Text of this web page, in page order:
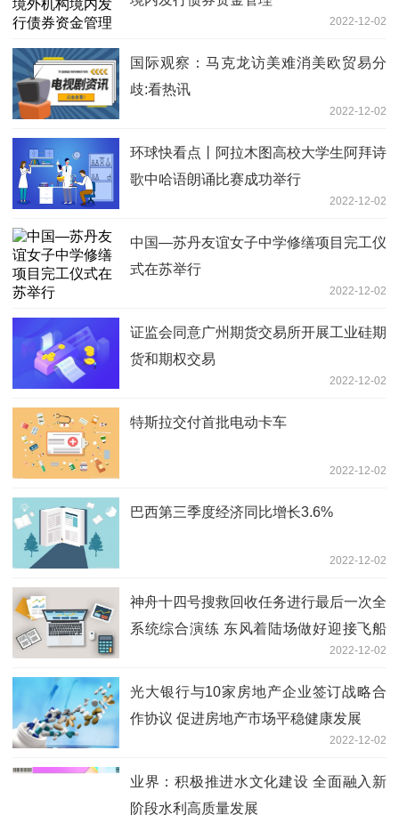
2022-12-02
国际观察：马克龙访美难消美欧贸易分
歧:看热讯
2022-12-02
环球快看点丨阿拉木图高校大学生阿拜诗
歌中哈语朗诵比赛成功举行
2022-12-02
中国—苏丹友谊女子中学修缮项目完工仪
式在苏举行
2022-12-02
证监会同意广州期货交易所开展工业硅期
货和期权交易
2022-12-02
特斯拉交付首批电动卡车
2022-12-02
巴西第三季度经济同比增长3.6%
2022-12-02
神舟十四号搜救回收任务进行最后一次全
系统综合演练 东风着陆场做好迎接飞船
2022-12-02
光大银行与10家房地产企业签订战略合
作协议 促进房地产市场平稳健康发展
2022-12-02
业界：积极推进水文化建设 全面融入新
阶段水利高质量发展